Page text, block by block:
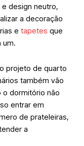
design neutro,
a decoração
e tapetes que
um.
projeto de quarto
também vão
dormitório não
entrar em
de prateleiras,
a